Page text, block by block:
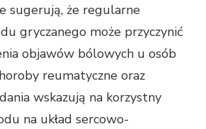
sugerują, że regularne
gryczanego może przyczynić
objawów bólowych u osób
reumatyczne oraz
wskazują na korzystny
na układ sercowo-